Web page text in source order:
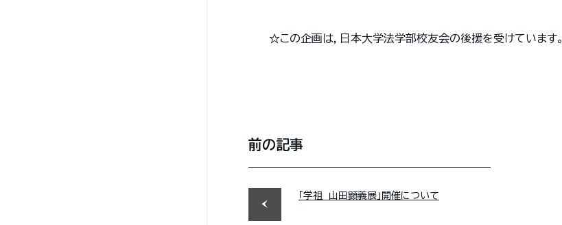
☆この企画は，日本大学法学部校友会の後援を受けています。
前の記事
「学祖 山田顕義展」開催について